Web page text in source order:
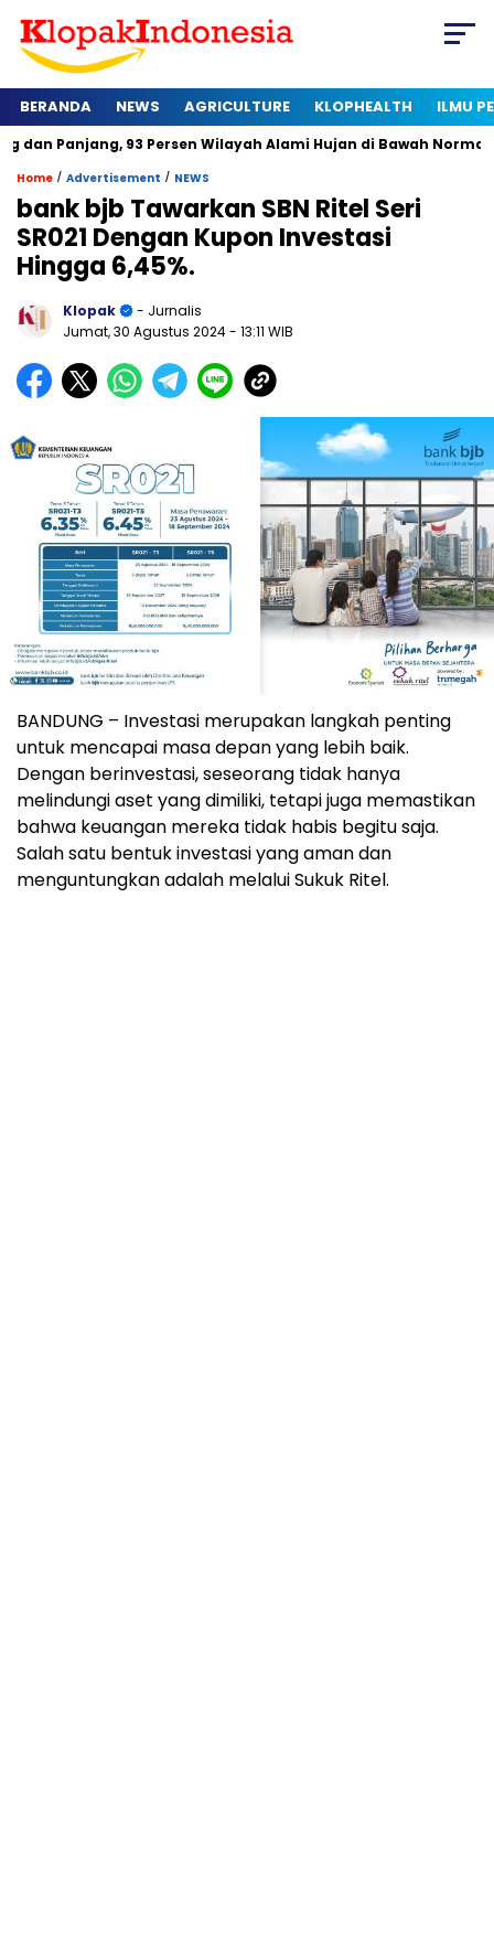
BERANDA NEWS AGRICULTURE KLOPHEALTH ILMU
93 Persen Wilayah Alami Hujan di Bawah Normal
Home / Advertisement / NEWS
bank bjb Tawarkan SBN Ritel Seri
SR021 Dengan Kupon Investasi
Hingga 6,45%.
Klopak
- Jurnalis
Jumat, 30 Agustus 2024- 13:11 WIB
BANDUNG – Investasi merupakan langkah penting
untuk mencapai masa depan yang lebih baik.
Dengan berinvestasi, seseorang tidak hanya
melindungi aset yang dimiliki, tetapi juga memastikan
bahwa keuangan mereka tidak habis begitu saja.
Salah satu bentuk investasi yang aman dan
menguntungkan adalah melalui Sukuk Ritel.